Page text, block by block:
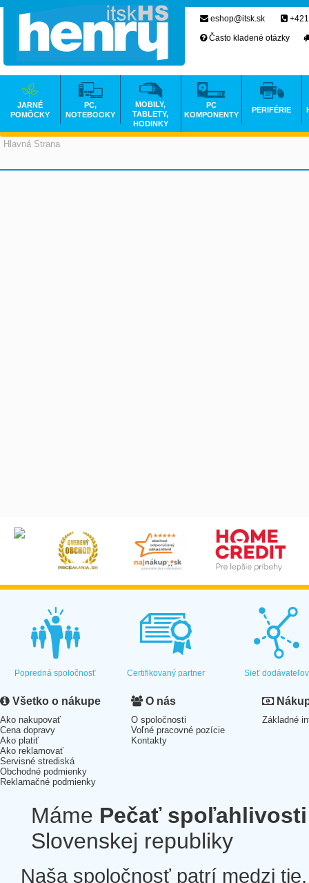
Hlavná Strana
eshop@itsk.sk
Často kladené otázky
JARNÉ
POMÔCKY
PC,
NOTEBOOKY
MOBILY,
TABLETY,
HODINKY
PC
KOMPONENTY
PERIFÉRIE
Popredná spoločnosť Certifikovaný partner Sieť dodávateľov
Všetko o nákupe
Ako nakupovať
Cena dopravy
Ako platiť
Ako reklamovať
Servisné strediská
Obchodné podmienky
Reklamačné podmienky
O nás
O spoločnosti
Voľné pracovné pozície
Kontakty
Základné
Máme Pečať spoľahlivosti
Slovenskej republiky
Naša spoločnosť patrí medzi